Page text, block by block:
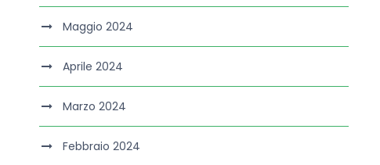
Maggio 2024
Aprile 2024
Marzo 2024
Febbraio 2024